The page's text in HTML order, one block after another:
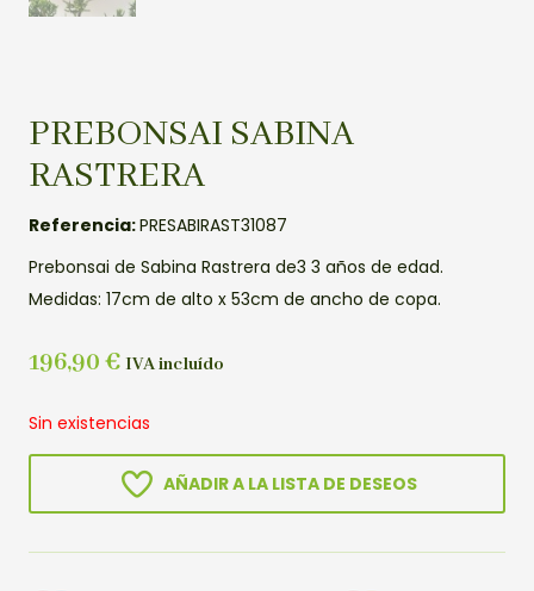
PREBONSAI SABINA
RASTRERA
Referencia:PRESABIRAST31087
Prebonsai de Sabina Rastrera de3 3 años de edad.
Medidas: 17cm de alto x 53cm de ancho de copa.
196,90 € IVA incluído
Sin existencias
AÑADIR A LA LISTA DE DESEOS